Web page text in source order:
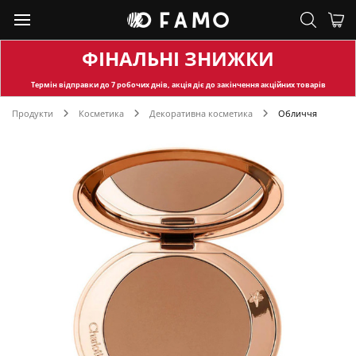
ФІНАЛЬНІ ЗНИЖКИ
Термін відправкидо 7 робочих днів, акція діє до закінчення акційних товарів
Продукти Косметика Декоративна косметика Обличчя